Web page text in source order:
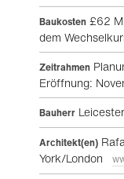
Baukosten £62
dem
Zeitrahmen
Eröffnung:
Bauherr
Architekt(en)
York/London